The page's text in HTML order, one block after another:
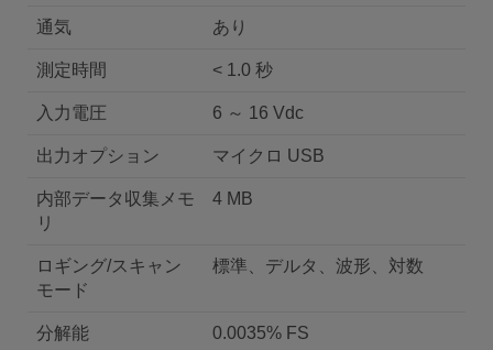
通気 あり
測定時間 < 1.0 秒
入力電圧 6 ～ 16 Vdc
出力オプション マイクロ USB
内部データ収集メモ
リ
4 MB
ロギング/スキャン
モード
標準、デルタ、波形、対数
分解能 0.0035% FS